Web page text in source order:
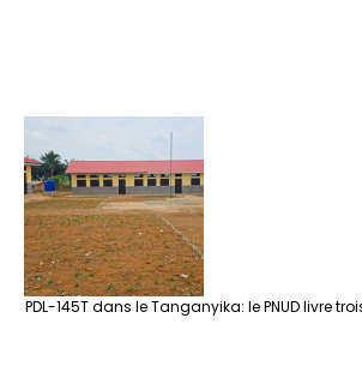
PDL-145T dans le Tanganyika: le PNUD livre